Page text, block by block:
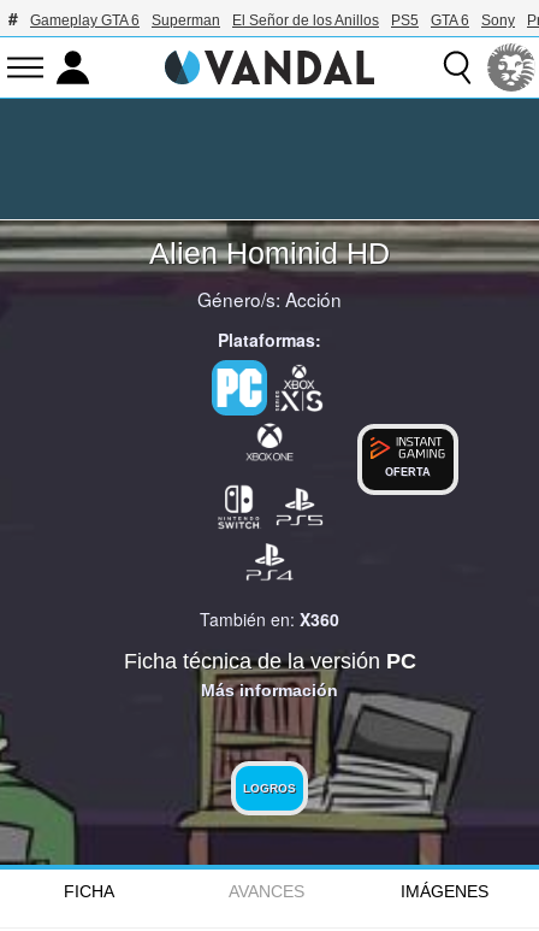
Gameplay GTA 6 Superman El Señor de los Anillos PS5 GTA 6 Sony
Alien Hominid HD
Género/s: Acción
Plataformas:
OFERTA
También en: X360
Ficha técnica de la versión PC
Más información
LOGROS
FICHA AVANCES IMÁGENES